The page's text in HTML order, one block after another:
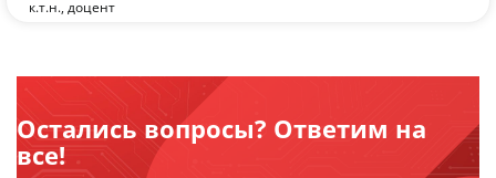
Остались вопросы? Ответим на
все!